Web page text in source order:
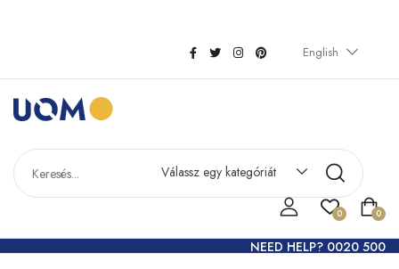
English
Válassz egy kategóriát
0
0
NEED HELP? 0020 500